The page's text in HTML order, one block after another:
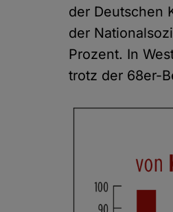
der Deutschen
der
Prozent. In
trotz der 68er-